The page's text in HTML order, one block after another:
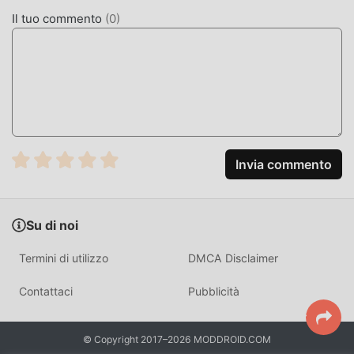
apportato aggiornamenti audaci. Con una tecnologia più
avanzata, l'esperienza sullo schermo del gioco è stata
molto tempo ad accumulare ricchezza/abilità/abilità nel
gioco, ma allo stesso tempo, il processo di accumulazione
inevitabilmente far sentire le persone stanche, ma ora
l'emergere delle mod ha riscritto questa situazione. Qui,
non è necessario spendere la maggior parte delle tue
energie e ripetere l'""accumulo"" leggermente noioso. Le
Il tuo commento (0)
Invia commento
Su di noi
Termini di utilizzo DMCA Disclaimer
Contattaci Pubblicità
© Copyright 2017–2026 MODDROID.COM